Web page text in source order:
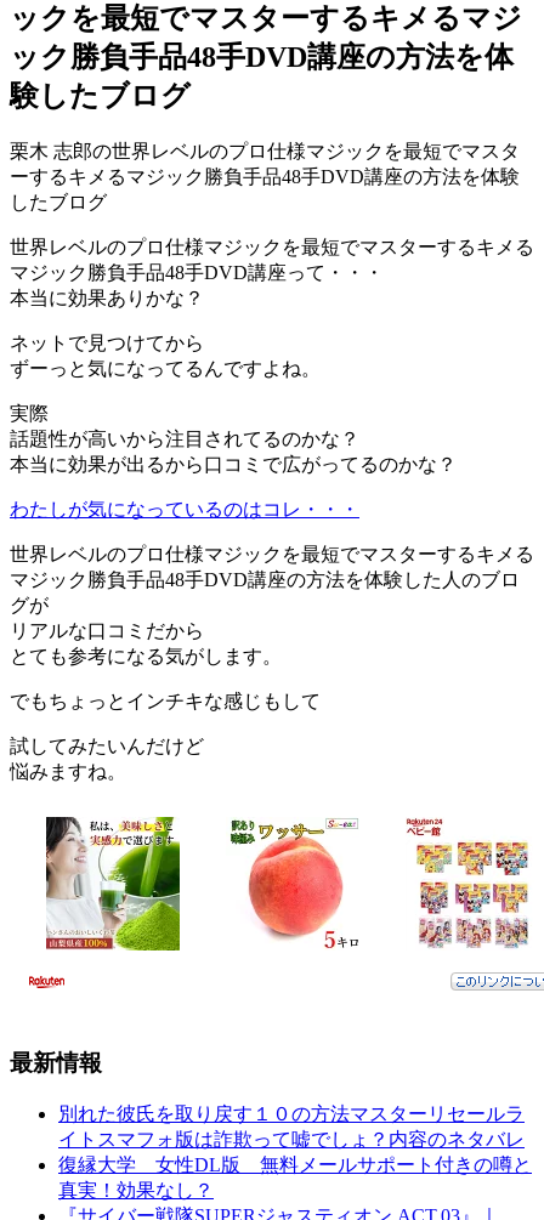
ックを最短でマスターするキメるマジ
ック勝負手品48手DVD講座の方法を体
験したブログ
栗木 志郎の世界レベルのプロ仕様マジックを最短でマスタ
ーするキメるマジック勝負手品48手DVD講座の方法を体験
したブログ
世界レベルのプロ仕様マジックを最短でマスターするキメる
マジック勝負手品48手DVD講座って・・・
本当に効果ありかな？
ネットで見つけてから
ずーっと気になってるんですよね。
実際
話題性が高いから注目されてるのかな？
本当に効果が出るから口コミで広がってるのかな？
わたしが気になっているのはコレ・・・
世界レベルのプロ仕様マジックを最短でマスターするキメる
マジック勝負手品48手DVD講座の方法を体験した人のブロ
グが
リアルな口コミだから
とても参考になる気がします。
でもちょっとインチキな感じもして
試してみたいんだけど
悩みますね。
最新情報
別れた彼氏を取り戻す１０の方法マスターリセールラ
イトスマフォ版は詐欺って嘘でしょ？内容のネタバレ
復縁大学 女性DL版 無料メールサポート付きの噂と
真実！効果なし？
『サイバー戦隊SUPERジャスティオン ACT.03』｜